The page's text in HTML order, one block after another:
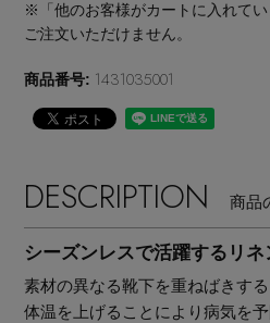
エディター厳選ギフト
※「他のお客様がカートに入れて
ご注文いただけません。
商品番号: 1431035001
DESCRIPTION 商品
シーズンレスで活躍するリネ
素材の異なる靴下を重ねばきす
体温を上げることにより病気を